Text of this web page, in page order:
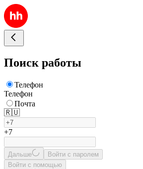
Поиск работы
Телефон
Телефон
Почта
🇷🇺
+7
Дальше
Войти с паролем
Войти с помощью